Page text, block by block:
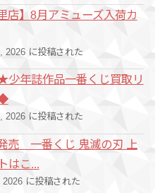
店】8月アミューズ入荷カ
2026 に投稿された
年誌作品一番くじ買取リ
2026 に投稿された
売 一番くじ 鬼滅の刃 上
はこ...
2026 に投稿された